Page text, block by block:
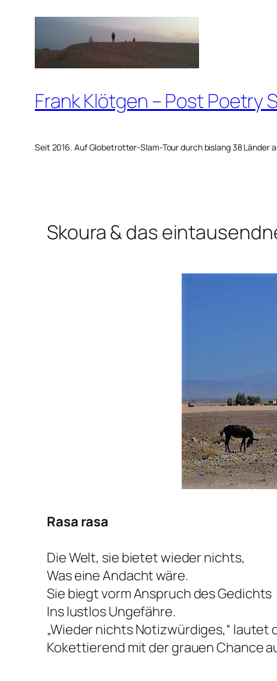
springen
Frank Klötgen – Post Poetry
Seit 2016. Auf Globetrotter-Slam-Tour durch bislang 38 Länder
Skoura & das
Rasa rasa
Die Welt, sie bietet wieder nichts,
Was eine Andacht wäre.
Sie biegt vorm Anspruch des Gedichts
Ins lustlos Ungefähre.
„Wieder nichts Notizwürdiges,“ lautet
Kokettierend mit der grauen Chance